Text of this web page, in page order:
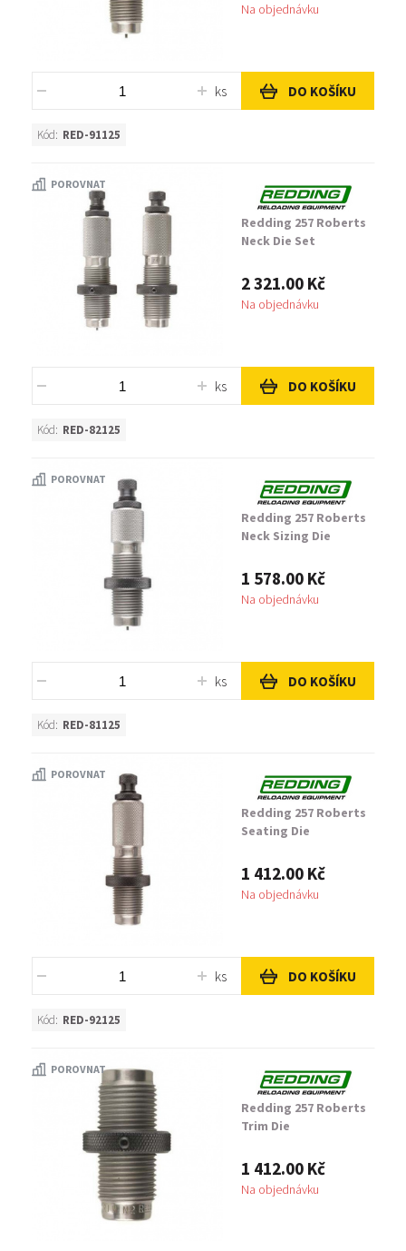
Na objednávku
ks DO KOŠÍKU
Kód: RED-91125
POROVNAT
Redding 257 Roberts
Neck Die Set
2 321.00 Kč
Na objednávku
ks DO KOŠÍKU
Kód: RED-82125
POROVNAT
Redding 257 Roberts
Neck Sizing Die
1 578.00 Kč
Na objednávku
ks DO KOŠÍKU
Kód: RED-81125
POROVNAT
Redding 257 Roberts
Seating Die
1 412.00 Kč
Na objednávku
ks DO KOŠÍKU
Kód: RED-92125
POROVNAT
Redding 257 Roberts
Trim Die
1 412.00 Kč
Na objednávku